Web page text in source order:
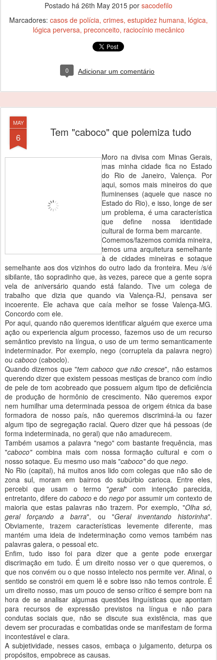
Postado há 26th May 2015 por sacodefilo
Marcadores: casos de polícia crimes estupidez humana lógica
lógica perversa preconceito raciocínio mecânico
0 Adicionar um comentário
MAY
6 Tem "caboco" que polemiza tudo
Moro na divisa com Minas Gerais,
mas minha cidade fica no Estado
do Rio de Janeiro, Valença. Por
aqui, somos mais mineiros do que
fluminenses (aquele que nasce no
Estado do Rio), e isso, longe de ser
um problema, é uma característica
que define nossa identidade
cultural de forma bem marcante.
Comemos/fazemos comida mineira,
temos uma arquitetura semelhante
à de cidades mineiras e sotaque
semelhante aos dos vizinhos do outro lado da fronteira. Meu /s/é
sibilante, tão sopradinho que, às vezes, parece que a gente sopra
vela de aniversário quando está falando. Tive um colega de
trabalho que dizia que quando via Valença-RJ, pensava ser
incoerente. Ele achava que caía melhor se fosse Valença-MG.
Concordo com ele.
Por aqui, quando não queremos identificar alguém que exerce uma
ação ou experiencia algum processo, fazemos uso de um recurso
semântico previsto na língua, o uso de um termo semanticamente
indeterminador. Por exemplo, nego (corruptela da palavra negro)
ou caboco (caboclo).
Quando dizemos que "tem caboco que não cresce", não estamos
querendo dizer que existem pessoas mestiças de branco com índio
de pele de tom acobreado que possuem algum tipo de deficiência
de produção de hormônio de crescimento. Não queremos expor
nem humilhar uma determinada pessoa de origem étnica da base
formadora de nosso país, não queremos discriminá-la ou fazer
algum tipo de segregação racial. Quero dizer que há pessoas (de
forma indeterminada, no geral) que não amadurecem.
Também usamos a palavra "nego" com bastante frequência, mas
"caboco"combina mais com nossa formação cultural e com o
nosso sotaque. Eu mesmo uso mais "caboco"do que nego.
No Rio (capital), há muitos anos lido com colegas que não são de
zona sul, moram em bairros do subúrbio carioca. Entre eles,
percebi que usam o termo "geral" com intenção parecida,
entretanto, difere do caboco e do nego por assumir um contexto de
maioria que estas palavras não trazem. Por exemplo, "Olha só,
geral forçando a barra", ou "Geral inventando historinha".
Obviamente, trazem características levemente diferente, mas
mantém uma ideia de indeterminação como vemos também nas
palavras galera, o pessoal etc.
Enfim, tudo isso foi para dizer que a gente pode enxergar
discrimação em tudo. É um direito nosso ver o que queremos, o
que nos convém ou o que nosso intelecto nos permite ver. Afinal, o
sentido se constrói em quem lê e sobre isso não temos controle. É
um direito nosso, mas um pouco de senso crítico é sempre bom na
hora de se analisar algumas questões linguísticas que apontam
para recursos de expressão previstos na língua e não para
condutas sociais que, não se discute sua existência, mas que
devem ser procuradas e combatidas onde se manifestam de forma
incontestável e clara.
A subjetividade, nesses casos, embaça o julgamento, deturpa os
propósitos, empobrece as causas.